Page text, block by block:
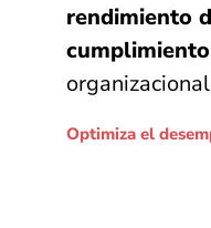
rendimiento
Optimiza el